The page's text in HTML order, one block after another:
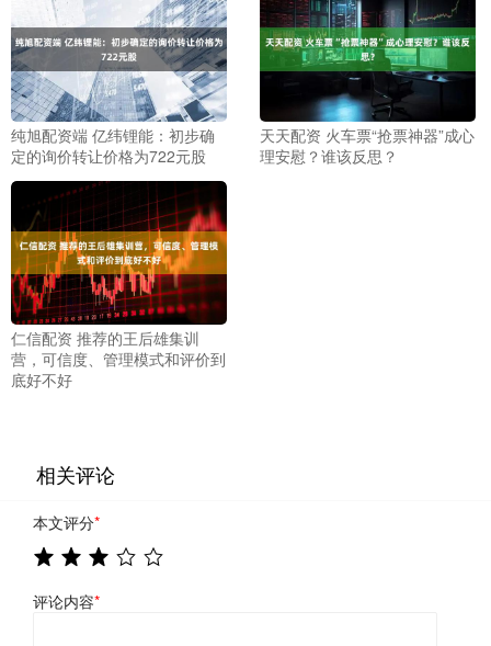
纯旭配资端 亿纬锂能：初步确
定的询价转让价格为722元股
天天配资 火车票“抢票神器”成心
理安慰？谁该反思？
仁信配资 推荐的王后雄集训
营，可信度、管理模式和评价到
底好不好
相关评论
本文评分*
评论内容*